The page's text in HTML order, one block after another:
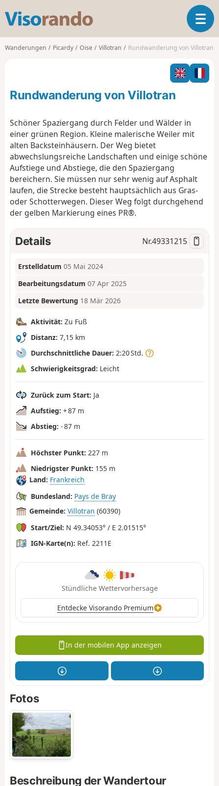
s
o
o
T
o
g
l
n
i
Wanderungen Picardy Oise Villotran Rundwanderung von Villotran
Rundwanderung von Villotran
Schöner Spaziergang durch Felder und Wälder in
einer grünen Region. Kleine malerische Weiler mit
alten Backsteinhäusern. Der Weg bietet
abwechslungsreiche Landschaften und einige schöne
Aufstiege und Abstiege, die den Spaziergang
bereichern. Sie müssen nur sehr wenig auf Asphalt
laufen, die Strecke besteht hauptsächlich aus Gras-
oder Schotterwegen. Dieser Weg folgt durchgehend
der gelben Markierung eines PR®.
Details Nr.49331215
Erstelldatum 05 Mai 2024
Bearbeitungsdatum 07 Apr 2025
Letzte Bewertung 18 Mär 2026
Aktivität: Zu Fuß
Distanz: 7,15 km
Durchschnittliche Dauer: 2:20 Std.
Schwierigkeitsgrad: Leicht
Zurück zum Start: Ja
Aufstieg: + 87 m
Abstieg: - 87 m
Höchster Punkt: 227 m
Niedrigster Punkt: 155 m
Land: Frankreich
Bundesland: Pays de Bray
Gemeinde: Villotran (60390)
Start/Ziel: N 49.34053° / E 2.01515°
IGN-Karte(n): Ref. 2211E
Stündliche Wettervorhersage
Entdecke Visorando Premium
In der mobilen App anzeigen
Fotos
Beschreibung der Wandertour